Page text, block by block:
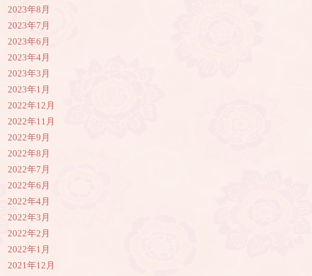
2023年8月
2023年7月
2023年6月
2023年4月
2023年3月
2023年1月
2022年12月
2022年11月
2022年9月
2022年8月
2022年7月
2022年6月
2022年4月
2022年3月
2022年2月
2022年1月
2021年12月